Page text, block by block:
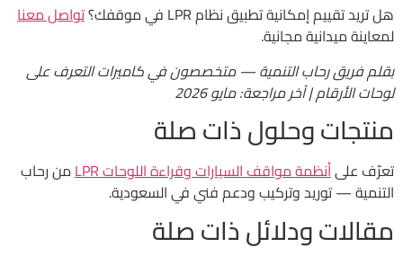
هل تريد تقييم إمكانية تطبيق نظام LPR في موقفك؟
تواصل معنا
لمعاينة ميدانية مجانية.
بقلم فريق رحاب التنمية — متخصصون في كاميرات التعرف على
لوحات الأرقام | آخر مراجعة: مايو 2026
منتجات وحلول ذات صلة
تعرّف علىأنظمة مواقف السيارات وقراءة اللوحات LPR
من رحاب
التنمية — توريد وتركيب ودعم فني في السعودية.
مقالات ودلائل ذات صلة